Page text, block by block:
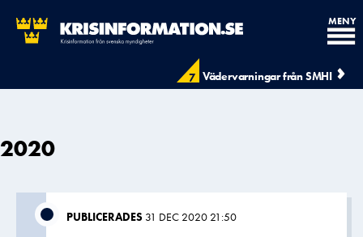
7 Vädervarningar från SMHI
MENY
2020
PUBLICERADES 31 DEC 2020 21:50